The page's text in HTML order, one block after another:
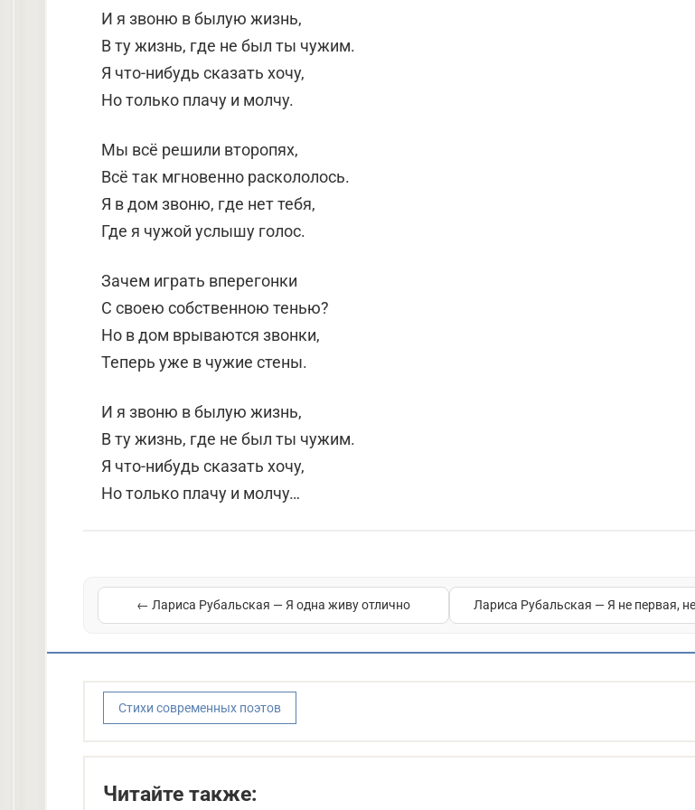
И я звоню в былую жизнь,
В ту жизнь, где не был ты чужим.
Я что-нибудь сказать хочу,
Но только плачу и молчу.
Мы всё решили второпях,
Всё так мгновенно раскололось.
Я в дом звоню, где нет тебя,
Где я чужой услышу голос.
Зачем играть вперегонки
С своею собственною тенью?
Но в дом врываются звонки,
Теперь уже в чужие стены.
И я звоню в былую жизнь,
В ту жизнь, где не был ты чужим.
Я что-нибудь сказать хочу,
Но только плачу и молчу…
← Лариса Рубальская — Я одна живу отлично Лариса Рубальская — Я не первая,
Стихи современных поэтов
Читайте также: